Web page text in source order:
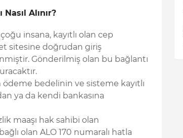
Alınır?
insana, kayıtlı olan cep
sitesine doğrudan giriş
Gönderilmiş olan bu bağlantı
bedelinin ve sisteme kayıtlı
ya da kendi bankasına
maaşı hak sahibi olan
olan ALO 170 numaralı hatla